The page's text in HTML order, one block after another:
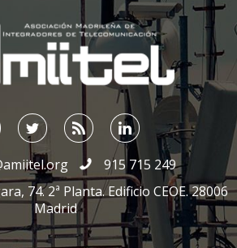
915 715 249
74. 2ª Planta. Edificio CEOE. 28006
Madrid